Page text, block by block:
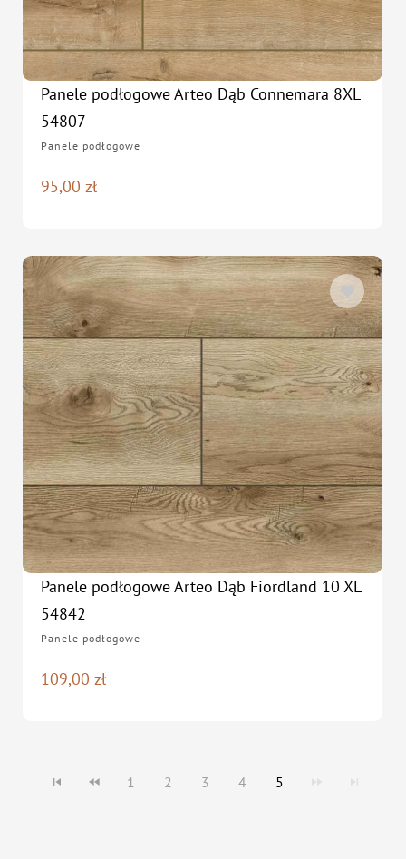
Panele podłogowe Arteo Dąb Connemara 8XL
54807
Panele podłogowe
zł
95,00
Panele podłogowe Arteo Dąb Fiordland 10 XL
54842
Panele podłogowe
zł
109,00
1 2 3 4 5